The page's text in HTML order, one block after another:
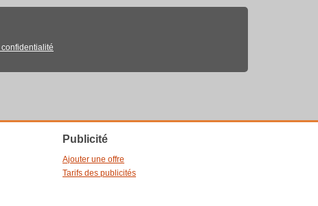
Publicité
Ajouter une offre
Tarifs des publicités